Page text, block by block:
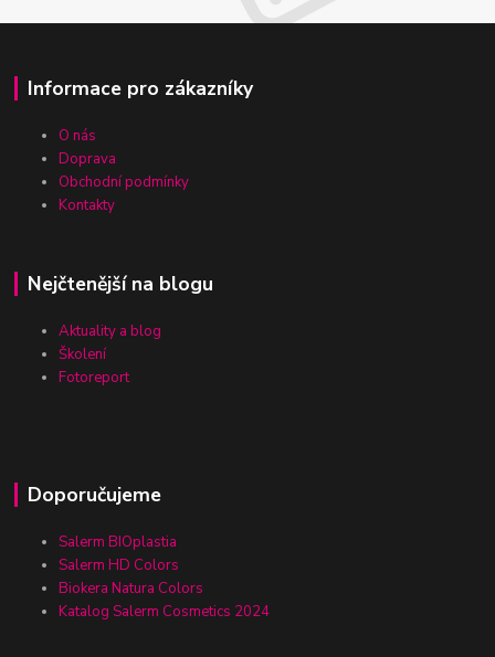
Informace pro zákazníky
O nás
Doprava
Obchodní podmínky
Kontakty
Nejčtenější na blogu
Aktuality a blog
Školení
Fotoreport
Doporučujeme
Salerm BIOplastia
Salerm HD Colors
Biokera Natura Colors
Katalog Salerm Cosmetics 2024